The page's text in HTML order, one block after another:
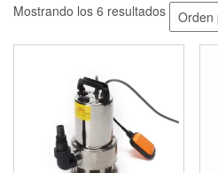
Mostrando los 6 resultados